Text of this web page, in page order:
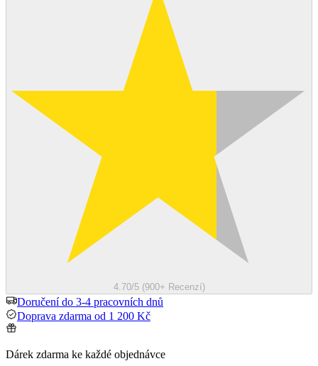
4.70/5 (900+ Recenzí)
Doručení do 3-4 pracovních dnů
Doprava zdarma od 1 200 Kč
Dárek zdarma ke každé objednávce